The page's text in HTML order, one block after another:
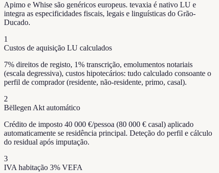
Apimo e Whise são genéricos europeus. tevaxia é nativo LU e
integra as especificidades fiscais, legais e linguísticas do Grão-
Ducado.
1
Custos de aquisição LU calculados
7% direitos de registo, 1% transcrição, emolumentos notariais
(escala degressiva), custos hipotecários: tudo calculado consoante o
perfil de comprador (residente, não-residente, primo, casal).
2
Bëllegen Akt automático
Crédito de imposto 40 000 €/pessoa (80 000 € casal) aplicado
automaticamente se residência principal. Deteção do perfil e cálculo
do residual após imputação.
3
IVA habitação 3% VEFA